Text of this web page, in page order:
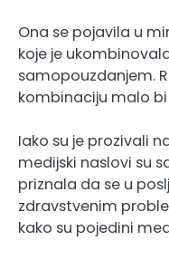
Ona se pojavila u
koje je
samopouzdanjem.
kombinaciju malo
Iako su je prozivali
medijski naslovi su
priznala da se u
zdravstvenim
kako su pojedini